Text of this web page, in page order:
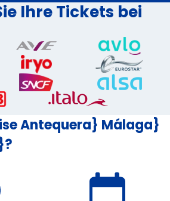
Ihre Tickets bei
Antequera} Málaga}